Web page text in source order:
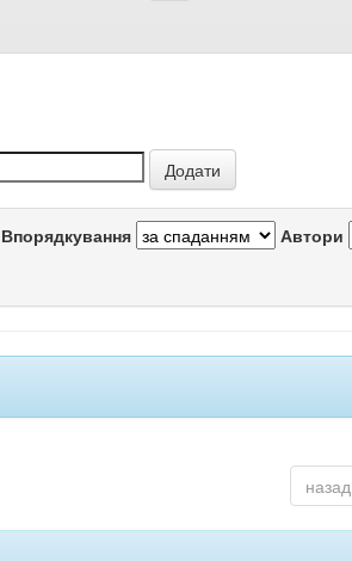
Впорядкування Автори
назад